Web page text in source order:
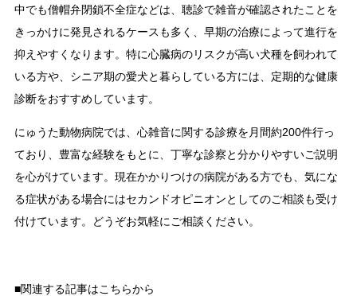
中でも僧帽弁閉鎖不全症などは、聴診で雑音が確認されたことを
きっかけに発見されるケースも多く、早期の治療によって進行を
抑えやすくなります。特に心臓病のリスクが高い犬種を飼われて
いる方や、シニア期の愛犬と暮らしている方には、定期的な健康
診断をおすすめしています。
にゅうた動物病院では、心雑音に関する診療を月間約200件行っ
ており、豊富な経験をもとに、丁寧な診察と分かりやすいご説明
を心がけています。現在かかりつけの病院がある方でも、気にな
る症状がある場合にはセカンドオピニオンとしてのご相談も受け
付けています。どうぞお気軽にご相談ください。
■関連する記事はこちらから